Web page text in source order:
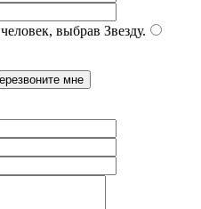
выбрав Звезду.